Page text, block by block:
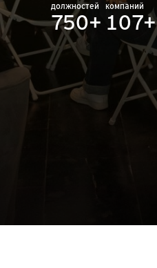
должностей
750+
компаний
107+